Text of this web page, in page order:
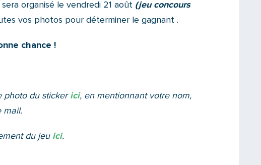
organisé le vendredi 21 août (jeu concours
vos photos pour déterminer le gagnant .
chance !
photo du sticker ici, en mentionnant votre nom,
mail.
du jeu ici.